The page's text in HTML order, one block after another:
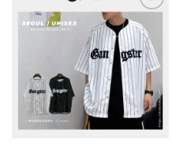
Add to
wishlist